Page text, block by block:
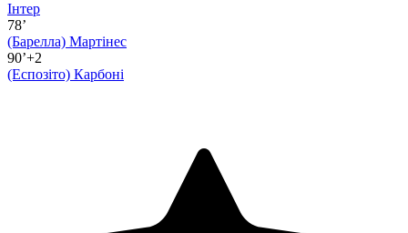
Інтер
78’
(Барелла) Мартінес
90’+2
(Еспозіто) Карбоні